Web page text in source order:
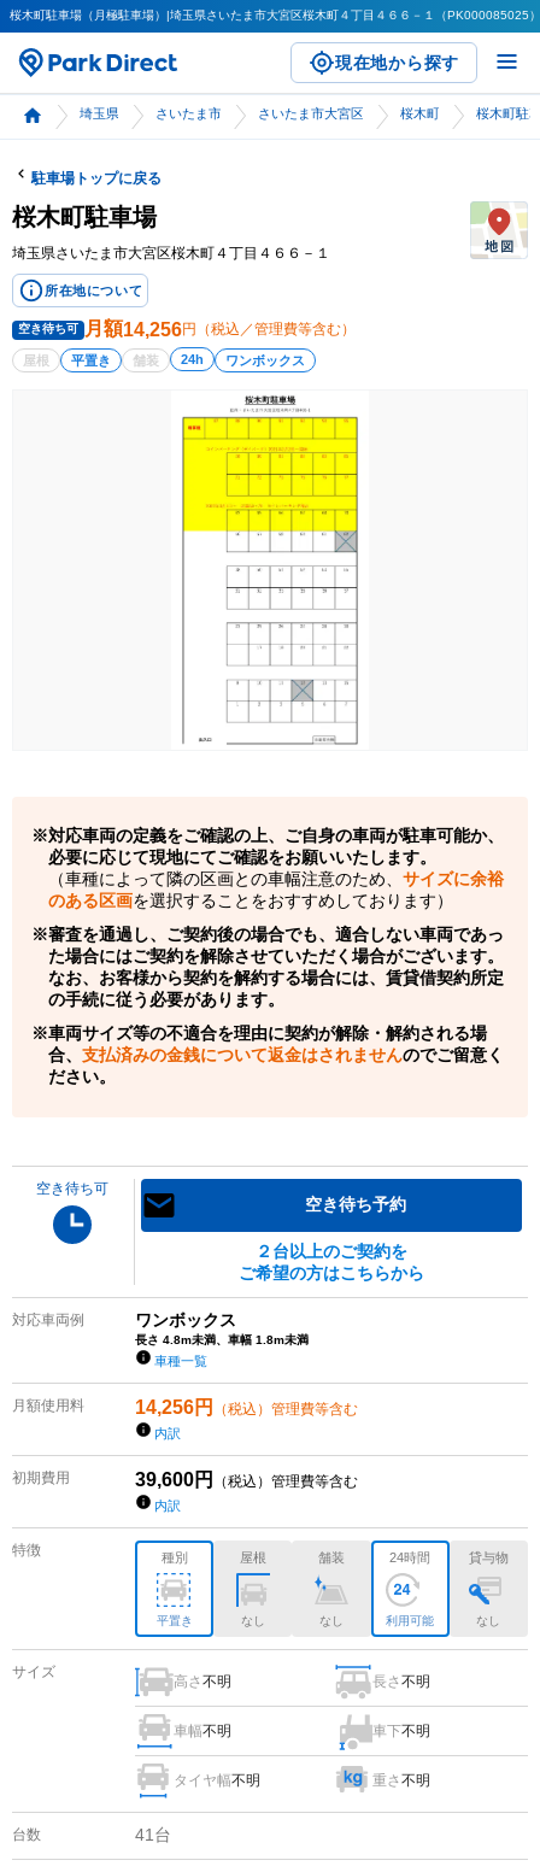
桜木町駐車場（月極駐車場）|埼玉県さいたま市大宮区桜木町４丁目４６６－１（PK000085025
現在地から探す
埼玉県 さいたま市 さいたま市大宮区 桜木町 桜木町駐
駐車場トップに戻る
桜木町駐車場
埼玉県さいたま市大宮区桜木町４丁目４６６－１
所在地について
空き待ち可 月額14,256円（税込／管理費等含む）
屋根 平置き 舗装 24h ワンボックス
対応車両の定義をご確認の上、ご自身の車両が駐車可能か、
必要に応じて現地にてご確認をお願いいたします。
（車種によって隣の区画との車幅注意のため、 サイズに余裕
のある区画を選択することをおすすめしております）
審査を通過し、ご契約後の場合でも、適合しない車両であっ
た場合にはご契約を解除させていただく場合がございます。
なお、お客様から契約を解約する場合には、賃貸借契約所定
の手続に従う必要があります。
車両サイズ等の不適合を理由に契約が解除・解約される場
合、 支払済みの金銭について返金はされませんのでご留意く
ださい。
空き待ち可
空き待ち予約
２台以上のご契約を
ご希望の方はこちらから
対応車両例 ワンボックス
長さ 4.8m未満、車幅 1.8m未満
車種一覧
月額使用料 14,256円 （税込）管理費等含む
内訳
初期費用 39,600円 （税込）管理費等含む
内訳
特徴 種別
平置き
屋根
なし
舗装
なし
24時間
利用可能
貸与物
なし
サイズ
高さ不明 長さ不明
車幅不明 車下不明
タイヤ幅不明 重さ不明
台数 41 台